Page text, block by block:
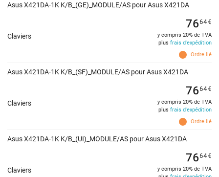
Asus X421DA-1K K/B_(GE)_MODULE/AS pour Asus X421DA
Claviers
Ordre lié
7664€
y compris 20% de TVA
plus frais d'expédition
Asus X421DA-1K K/B_(SF)_MODULE/AS pour Asus X421DA
Claviers
Ordre lié
7664€
y compris 20% de TVA
plus frais d'expédition
Asus X421DA-1K K/B_(UI)_MODULE/AS pour Asus X421DA
Claviers
7664€
y compris 20% de TVA